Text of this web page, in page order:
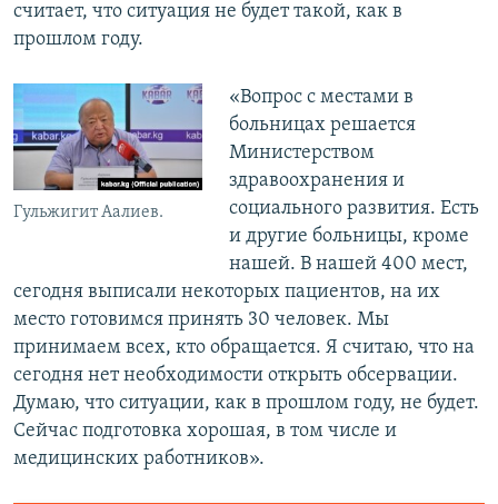
считает, что ситуация не будет такой, как в
прошлом году.
Гульжигит Аалиев.
«Вопрос с местами в
больницах решается
Министерством
здравоохранения и
социального развития. Есть
и другие больницы, кроме
нашей. В нашей 400 мест,
сегодня выписали некоторых пациентов, на их
место готовимся принять 30 человек. Мы
принимаем всех, кто обращается. Я считаю, что на
сегодня нет необходимости открыть обсервации.
Думаю, что ситуации, как в прошлом году, не будет.
Сейчас подготовка хорошая, в том числе и
медицинских работников».